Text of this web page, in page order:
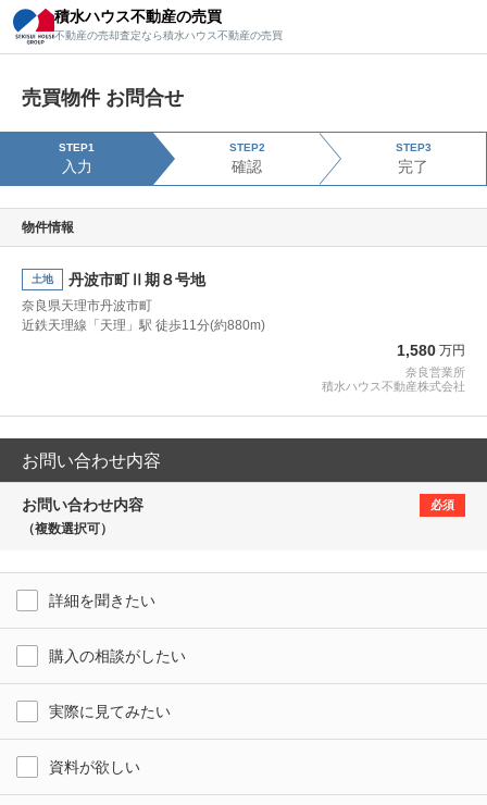
積水ハウス不動産の売買
不動産の売却査定なら積水ハウス不動産の売買
売買物件 お問合せ
STEP1
入力
STEP2
確認
STEP3
完了
物件情報
土地 丹波市町Ⅱ期８号地
奈良県天理市丹波市町
近鉄天理線「天理」駅 徒歩11分(約880m)
1,580 万円
奈良営業所
積水ハウス不動産株式会社
お問い合わせ内容
お問い合わせ内容
（複数選択可）
必須
詳細を聞きたい
購入の相談がしたい
実際に見てみたい
資料が欲しい
積水ハウス不動産の売買
不動産の売却査定なら積水ハウス不動産の売買